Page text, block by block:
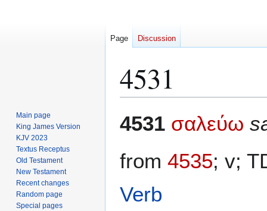
4531
to
to
4531 σαλεύω
from 4535; v;
Verb
Page Discussion
Main page
King James Version
KJV 2023
Textus Receptus
Old Testament
New Testament
Recent changes
Random page
Special pages